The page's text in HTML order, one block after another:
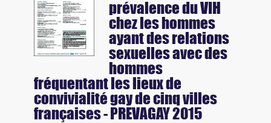
prévalence du VIH
chez les hommes
ayant des relations
sexuelles avec des
hommes
fréquentant les lieux de
convivialité gay de cinq villes
françaises - PREVAGAY 2015